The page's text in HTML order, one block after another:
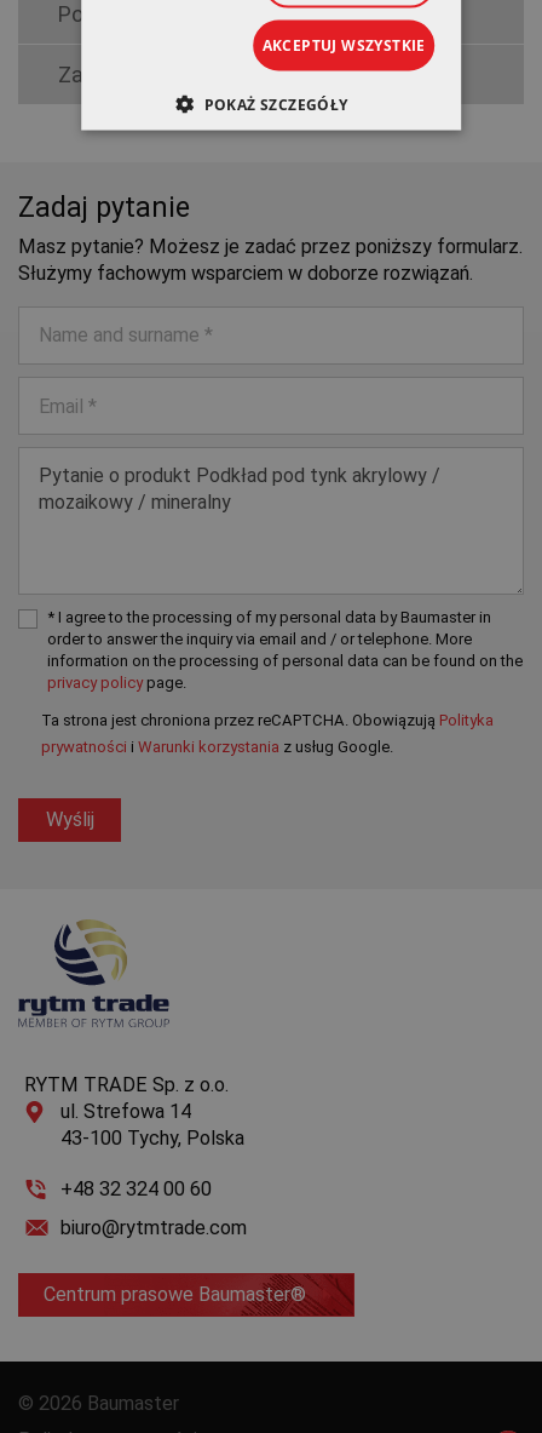
Podkłady podłogowe
Zaprawy
Zadaj pytanie
Masz pytanie? Możesz je zadać przez poniższy formularz.
Służymy fachowym wsparciem w doborze rozwiązań.
* I agree to the processing of my personal data by Baumaster in
order to answer the inquiry via email and / or telephone. More
information on the processing of personal data can be found on the
privacy policypage.
Ta strona jest chroniona przez reCAPTCHA. Obowiązują Polityka
prywatności i Warunki korzystania z usług Google.
Wyślij
RYTM TRADE Sp. z o.o.
ul. Strefowa 14
43-100 Tychy, Polska
+48 32 324 00 60
biuro@rytmtrade.com
Centrum prasowe Baumaster®
© 2026 Baumaster
AKCEPTUJ WSZYSTKIE
POKAŻ SZCZEGÓŁY